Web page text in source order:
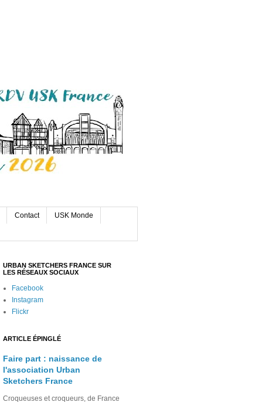
Contact USK Monde
URBAN SKETCHERS FRANCE SUR
LES RÉSEAUX SOCIAUX
Facebook
Instagram
Flickr
ARTICLE ÉPINGLÉ
Faire part : naissance de
l'association Urban
Sketchers France
Croqueuses et croqueurs, de France